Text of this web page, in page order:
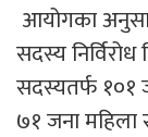
आयोगका
सदस्य
सदस्यतर्फ १०१
७१ जना महिला